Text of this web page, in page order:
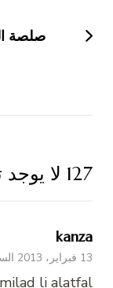
صلصة
127 لا يوجد تعليقات
kanza
13 فبراير، 2013 الساعة 1:05 م
li alatfal